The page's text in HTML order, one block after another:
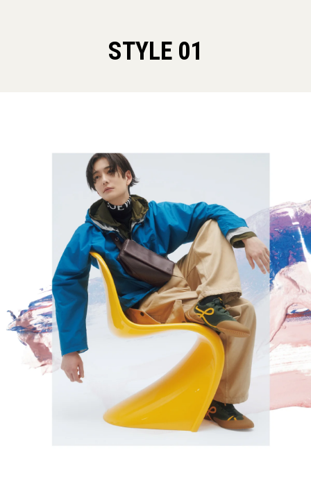
STYLE 01